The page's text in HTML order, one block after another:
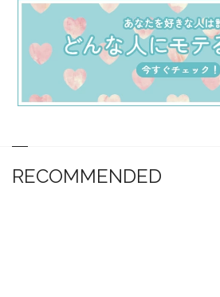
RECOMMENDED